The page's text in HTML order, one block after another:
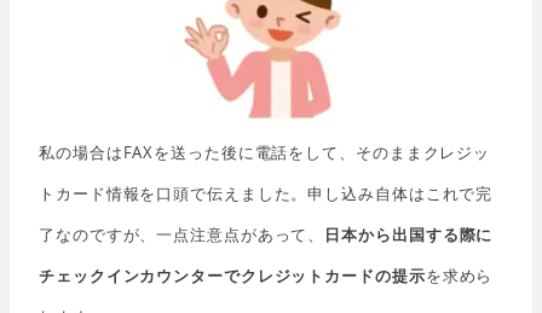
私の場合はFAXを送った後に電話をして、そのままクレジッ
トカード情報を口頭で伝えました。申し込み自体はこれで完
了なのですが、一点注意点があって、 日本から出国する際に
チェックインカウンターでクレジットカードの提示を求めら